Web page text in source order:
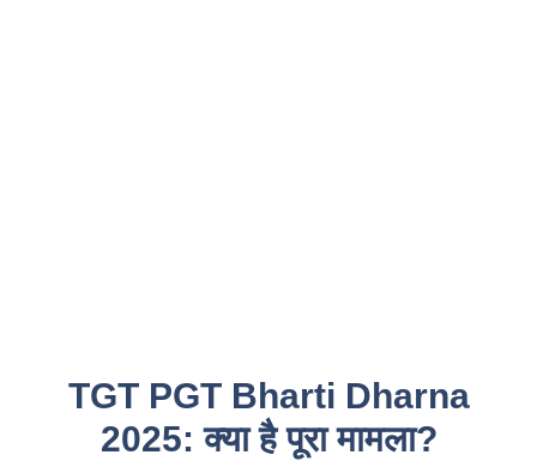
TGT PGT Bharti Dharna
2025: क्या है पूरा मामला?